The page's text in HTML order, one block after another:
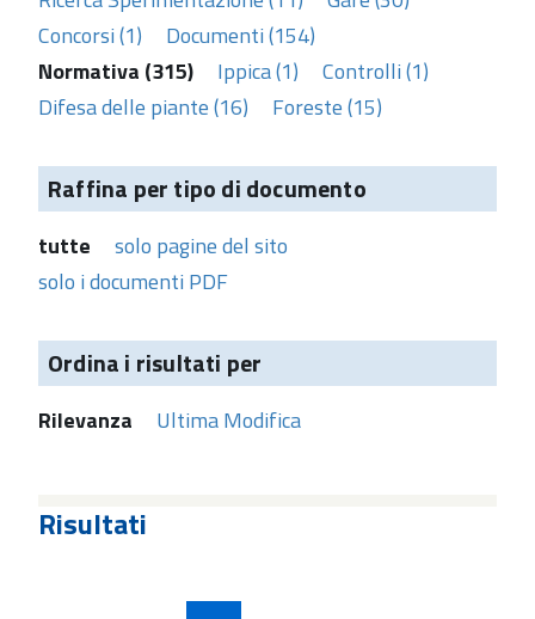
Concorsi (1)
Documenti (154)
Normativa (315)
Ippica (1)
Controlli (1)
Difesa delle piante (16)
Foreste (15)
Raffina per tipo di documento
tutte
solo pagine del sito
solo i documenti PDF
Ordina i risultati per
Rilevanza Ultima Modifica
Risultati